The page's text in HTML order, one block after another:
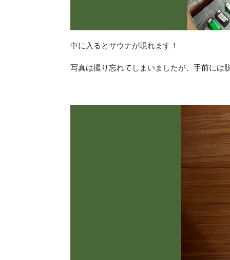
中に入るとサウナが現れます！
写真は撮り忘れてしまいましたが、手前には